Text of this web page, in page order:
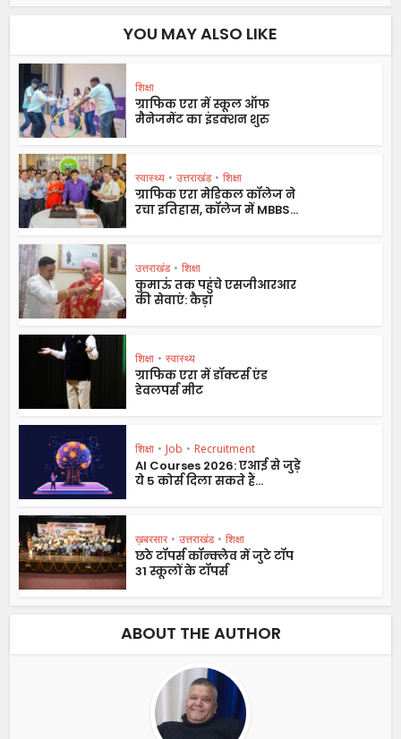
YOU MAY ALSO LIKE
शिक्षा
ग्राफिक एरा में स्कूल ऑफ
मैनेजमेंट का इंडक्शन शुरु
स्वास्थ्य • उत्तराखंड • शिक्षा
ग्राफिक एरा मेडिकल कॉलेज ने
रचा इतिहास, कॉलेज में MBBS...
उत्तराखंड • शिक्षा
कुमाऊं तक पहुंचे एसजीआरआर
की सेवाएं: कैड़ा
शिक्षा • स्वास्थ्य
ग्राफिक एरा में डॉक्टर्स एंड
डेवलपर्स मीट
शिक्षा • Job • Recruitment
AI Courses 2026: एआई से जुड़े
ये 5 कोर्स दिला सकते हैं...
ख़बरसार • उत्तराखंड • शिक्षा
छठे टॉपर्स कॉन्क्लेव में जुटे टॉप
31 स्कूलों के टॉपर्स
ABOUT THE AUTHOR